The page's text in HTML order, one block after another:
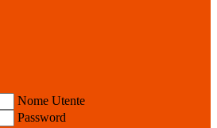
Nome Utente
Password